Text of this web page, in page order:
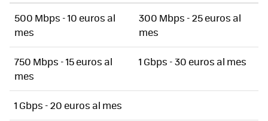
500 Mbps - 10 euros al
mes
300 Mbps - 25 euros al
mes
750 Mbps - 15 euros al
mes
1 Gbps - 30 euros al mes
1 Gbps - 20 euros al mes